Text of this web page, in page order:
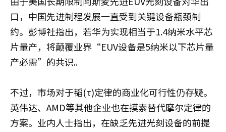
口，中国先进制程发展一直受到关键设备瓶颈制
约。彭博社指出，若华为实现相当于1.4纳米水平芯
片量产，将颠覆业界“EUV设备是5纳米以下芯片量
产必需”的共识。
不过，市场对于韬(τ)定律的商业化可行性仍存疑。
英伟达、AMD等其他企业也在摸索替代摩尔定律的
方案。业内人士指出，在缺乏先进光刻设备的前提